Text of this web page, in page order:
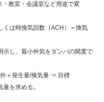
・教室・会議室など用途で変
くは時換気回数（ACH）＝換気
示し、最小外気をダンパの開度で
＋発生量/換気量 ⇒ 目標
を求める。